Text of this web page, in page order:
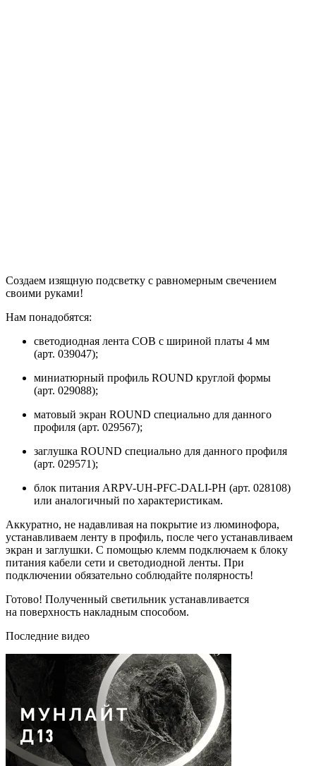
Создаем изящную подсветку с равномерным свечением
своими руками!
Нам понадобятся:
светодиодная лента COB с шириной платы 4 мм
(арт. 039047);
миниатюрный профиль ROUND круглой формы
(арт. 029088);
матовый экран ROUND специально для данного
профиля (арт. 029567);
заглушка ROUND специально для данного профиля
(арт. 029571);
блок питания ARPV-UH-PFC-DALI-PH (арт. 028108)
или аналогичный по характеристикам.
Аккуратно, не надавливая на покрытие из люминофора,
устанавливаем ленту в профиль, после чего устанавливаем
экран и заглушки. С помощью клемм подключаем к блоку
питания кабели сети и светодиодной ленты. При
подключении обязательно соблюдайте полярность!
Готово! Полученный светильник устанавливается
на поверхность накладным способом.
Последние видео